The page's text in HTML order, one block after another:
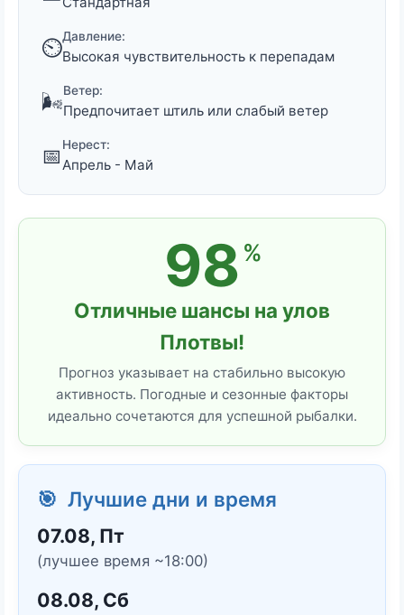
⏲️Давление:
Высокая чувствительность к перепадам
🌬️Ветер:
Предпочитает штиль или слабый ветер
📅 Нерест:
Апрель - Май
98 %
Отличные шансы на улов
Плотвы!
Прогноз указывает на стабильно высокую
активность. Погодные и сезонные факторы
идеально сочетаются для успешной рыбалки.
🎯 Лучшие дни и время
07.08, Пт
(лучшее время ~18:00)
08.08, Сб